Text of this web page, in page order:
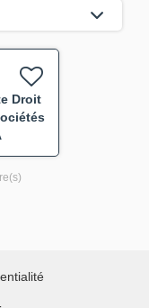
Droit